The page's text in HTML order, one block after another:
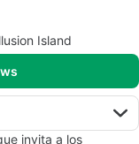
Island
invita a los